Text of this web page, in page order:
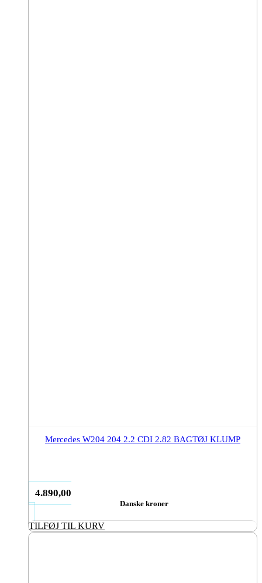
Mercedes W204 204 2.2 CDI 2.82 BAGTØJ KLUMP
4.890,00
Danske kroner
TILFØJ TIL KURV